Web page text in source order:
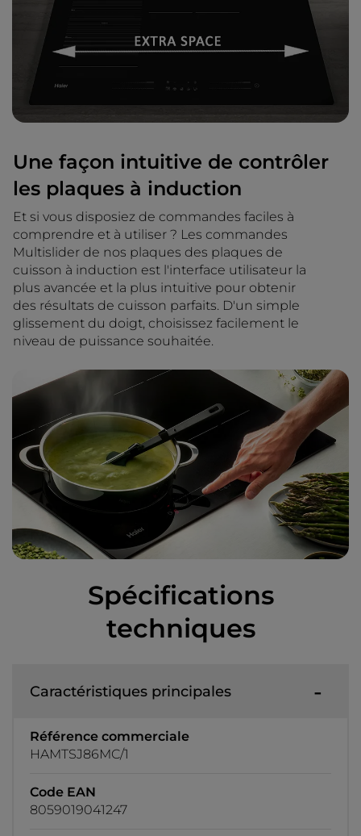
Une façon intuitive de contrôler
les plaques à induction
Et si vous disposiez de commandes faciles à
comprendre et à utiliser ? Les commandes
Multislider de nos plaques des plaques de
cuisson à induction est l'interface utilisateur la
plus avancée et la plus intuitive pour obtenir
des résultats de cuisson parfaits. D'un simple
glissement du doigt, choisissez facilement le
niveau de puissance souhaitée.
Spécifications
techniques
Caractéristiques principales
Référence commerciale
HAMTSJ86MC/1
Code EAN
8059019041247